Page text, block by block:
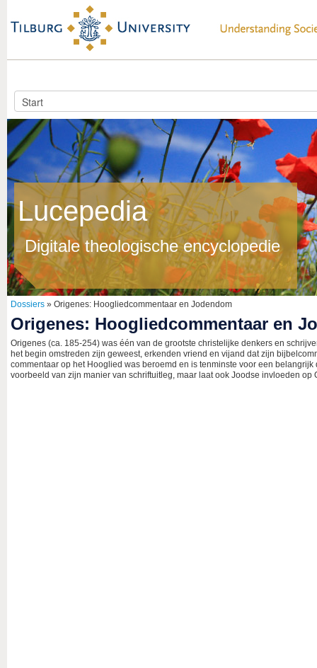
Lucepedia
Digitale theologische encyclopedie
Dossiers » Origenes: Hoogliedcommentaar en Jodendom
Origenes: Hoogliedcommentaar en
Origenes (ca. 185-254) was één van de grootste christelijke denkers en
het begin omstreden zijn geweest, erkenden vriend en vijand dat zijn
commentaar op het Hooglied was beroemd en is tenminste voor een
voorbeeld van zijn manier van schriftuitleg, maar laat ook Joodse invloeden